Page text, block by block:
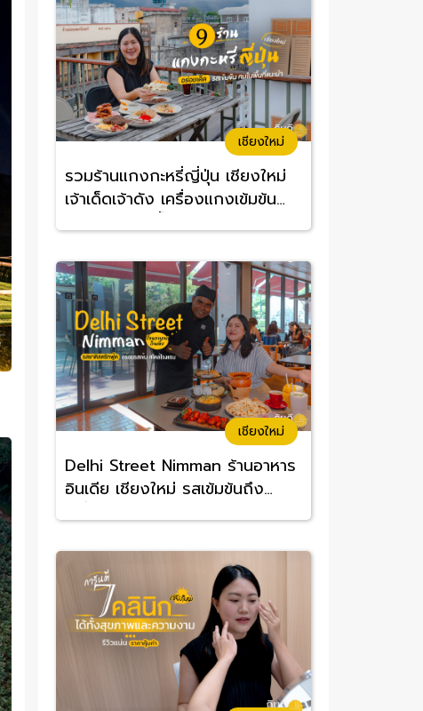
เชียงใหม่
รวมร้านแกงกะหรี่ญี่ปุ่น เชียงใหม่
เจ้าเด็ดเจ้าดัง เครื่องแกงเข้มข้น
เชียงใหม่
Delhi Street Nimman ร้านอาหาร
อินเดีย เชียงใหม่ รสเข้มข้นถึง